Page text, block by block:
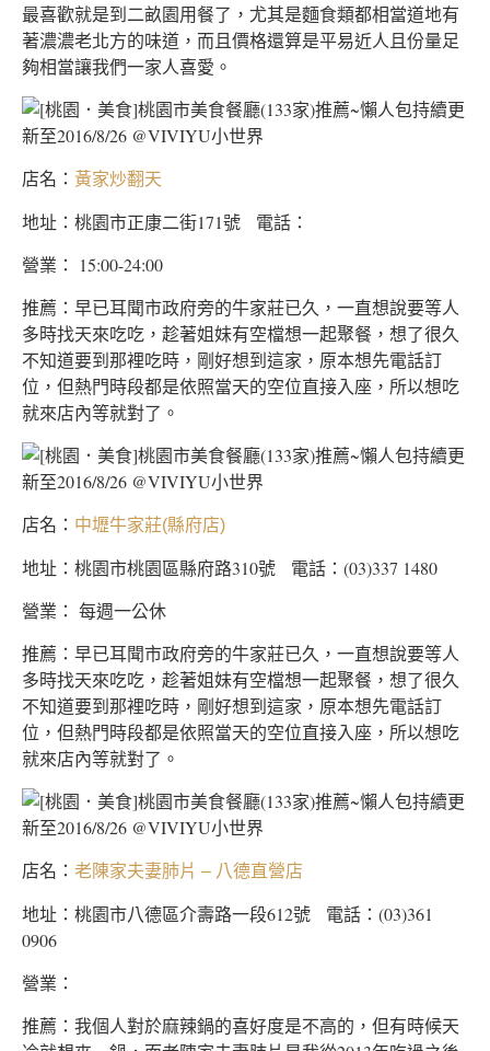
最喜歡就是到二畝園用餐了，尤其是麵食類都相當道地有
著濃濃老北方的味道，而且價格還算是平易近人且份量足
夠相當讓我們一家人喜愛。
店名： 黃家炒翻天
地址：桃園市正康二街171號 電話：
營業： 15:00-24:00
推薦：早已耳聞市政府旁的牛家莊已久，一直想說要等人
多時找天來吃吃，趁著姐妹有空檔想一起聚餐，想了很久
不知道要到那裡吃時，剛好想到這家，原本想先電話訂
位，但熱門時段都是依照當天的空位直接入座，所以想吃
就來店內等就對了。
店名： 中壢牛家莊(縣府店)
地址：桃園市桃園區縣府路310號 電話：(03)337 1480
營業： 每週一公休
推薦：早已耳聞市政府旁的牛家莊已久，一直想說要等人
多時找天來吃吃，趁著姐妹有空檔想一起聚餐，想了很久
不知道要到那裡吃時，剛好想到這家，原本想先電話訂
位，但熱門時段都是依照當天的空位直接入座，所以想吃
就來店內等就對了。
店名： 老陳家夫妻肺片 – 八德直營店
地址：桃園市八德區介壽路一段612號 電話：(03)361
0906
營業：
推薦：我個人對於麻辣鍋的喜好度是不高的，但有時候天